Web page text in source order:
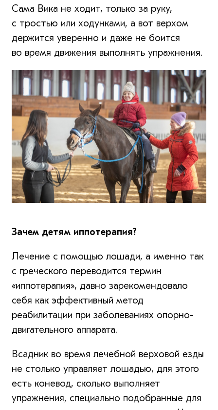
Сама Вика не ходит, только за руку,
с тростью или ходунками, а вот верхом
держится уверенно и даже не боится
во время движения выполнять упражнения.
Зачем детям иппотерапия?
Лечение с помощью лошади, а именно так
с греческого переводится термин
«иппотерапия», давно зарекомендовало
себя как эффективный метод
реабилитации при заболеваниях опорно-
двигательного аппарата.
Всадник во время лечебной верховой езды
не столько управляет лошадью, для этого
есть коневод, сколько выполняет
упражнения, специально подобранные для